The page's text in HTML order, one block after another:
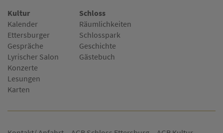
Kultur
Kalender
Ettersburger
Gespräche
Lyrischer Salon
Konzerte
Lesungen
Karten
Schloss
Räumlichkeiten
Schlosspark
Geschichte
Gästebuch